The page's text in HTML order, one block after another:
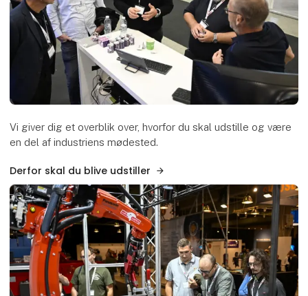
Vi giver dig et overblik over, hvorfor du skal udstille og være
en del af industriens mødested.
Derfor skal du blive udstiller